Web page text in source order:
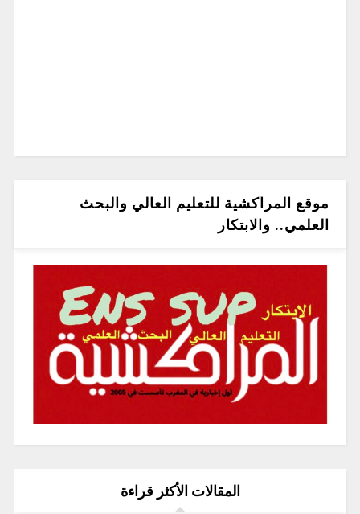
موقع المراكشية للتعليم العالي والبحث
العلمي.. والابتكار
المقالات الأكثر قراءة